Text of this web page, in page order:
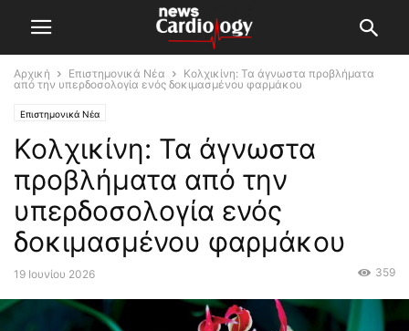
Αρχική Επιστημονικά Νέα
Κολχικίνη: Τα άγνωστα προβλήματα
από την υπερδοσολογία ενός δοκιμασμένου φαρμάκου
Επιστημονικά Νέα
Κολχικίνη: Τα άγνωστα
προβλήματα από την
υπερδοσολογία ενός
δοκιμασμένου φαρμάκου
19 Ιουνίου 2026 359